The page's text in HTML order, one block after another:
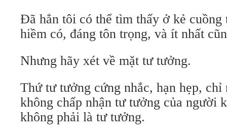
Đã hẳn tôi có thể tìm thấy ở kẻ
hiềm có, đáng tôn trọng, và ít nhất
Nhưng hãy xét về mặt tư tưởng.
Thứ tư tưởng cứng nhắc, hạn hẹp,
không chấp nhận tư tưởng của người
không phải là tư tưởng.